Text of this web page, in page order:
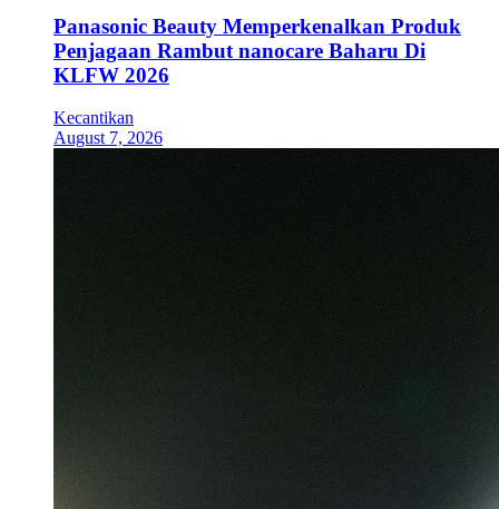
Panasonic Beauty Memperkenalkan Produk
Penjagaan Rambut nanocare Baharu Di
KLFW 2026
Kecantikan
August 7, 2026